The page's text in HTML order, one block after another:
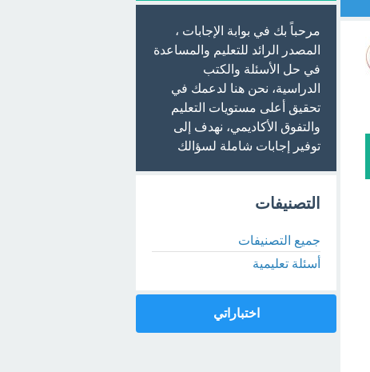
مرحباً بك في بوابة الإجابات ،
المصدر الرائد للتعليم والمساعدة
في حل الأسئلة والكتب
الدراسية، نحن هنا لدعمك في
تحقيق أعلى مستويات التعليم
والتفوق الأكاديمي، نهدف إلى
توفير إجابات شاملة لسؤالك
التصنيفات
جميع التصنيفات
أسئلة تعليمية
اختباراتي